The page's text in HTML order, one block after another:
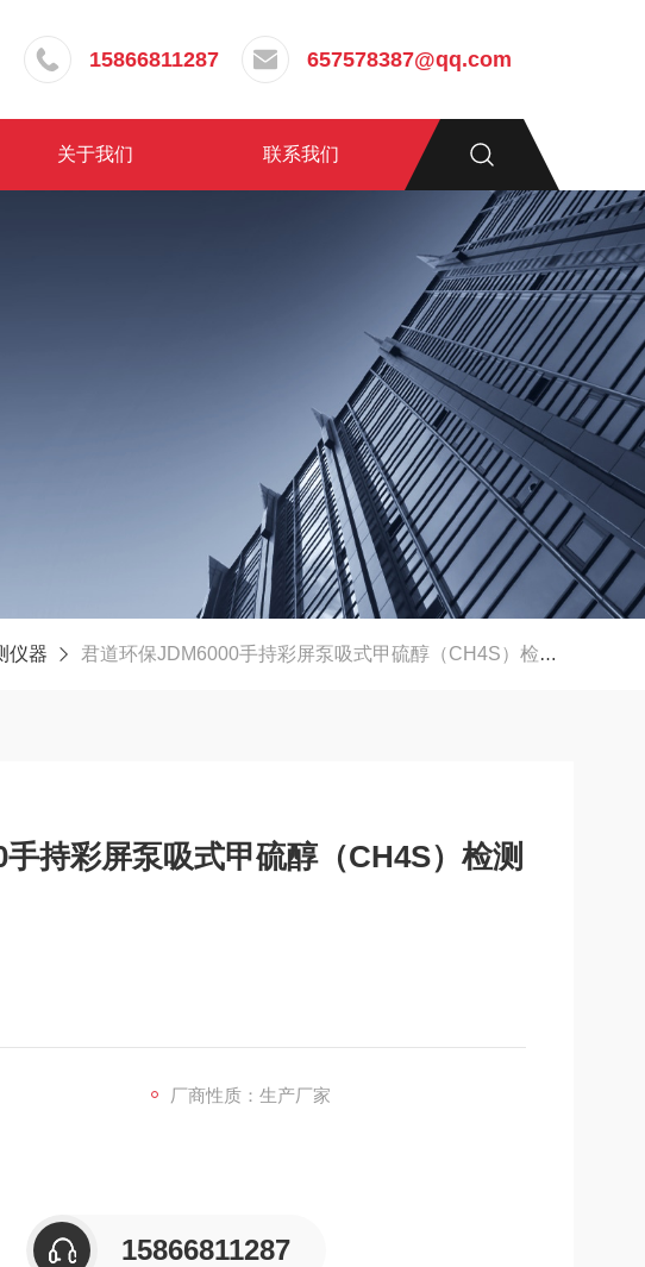
15866811287 657578387@qq.com
关于我们 联系我们
仪器 君道环保JDM6000手持彩屏泵吸式甲硫醇（CH4S）检测仪
持彩屏泵吸式甲硫醇（CH4S）检测
厂商性质：生产厂家
15866811287